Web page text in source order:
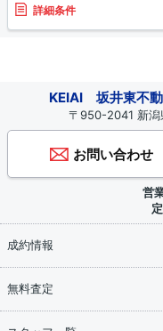
詳細条件
KEIAI 坂井東不
〒950-2041 新潟
お問い合わせ
営
成約情報
無料査定